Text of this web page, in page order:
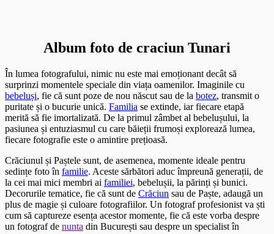
Album foto de craciun Tunari
În lumea fotografului, nimic nu este mai emoționant decât să
surprinzi momentele speciale din viața oamenilor. Imaginile cu
bebeluși, fie că sunt poze de nou născut sau de la botez, transmit o
puritate și o bucurie unică. Familia se extinde, iar fiecare etapă
merită să fie imortalizată. De la primul zâmbet al bebelușului, la
pasiunea și entuziasmul cu care băieții frumoși explorează lumea,
fiecare fotografie este o amintire prețioasă.
Crăciunul și Paștele sunt, de asemenea, momente ideale pentru
sedințe foto în familie. Aceste sărbători aduc împreună generații, de
la cei mai mici membri ai familiei, bebelușii, la părinți și bunici.
Decorurile tematice, fie că sunt de Crăciun sau de Paște, adaugă un
plus de magie și culoare fotografiilor. Un fotograf profesionist va ști
cum să captureze esența acestor momente, fie că este vorba despre
un fotograf de nunta din București sau despre un specialist în